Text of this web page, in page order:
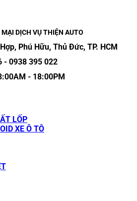
DỊCH VỤ THIỆN AUTO
Phú Hữu, Thủ Đức, TP. HCM
- 0938 395 022
- 18:00PM
LỐP
XE Ô TÔ